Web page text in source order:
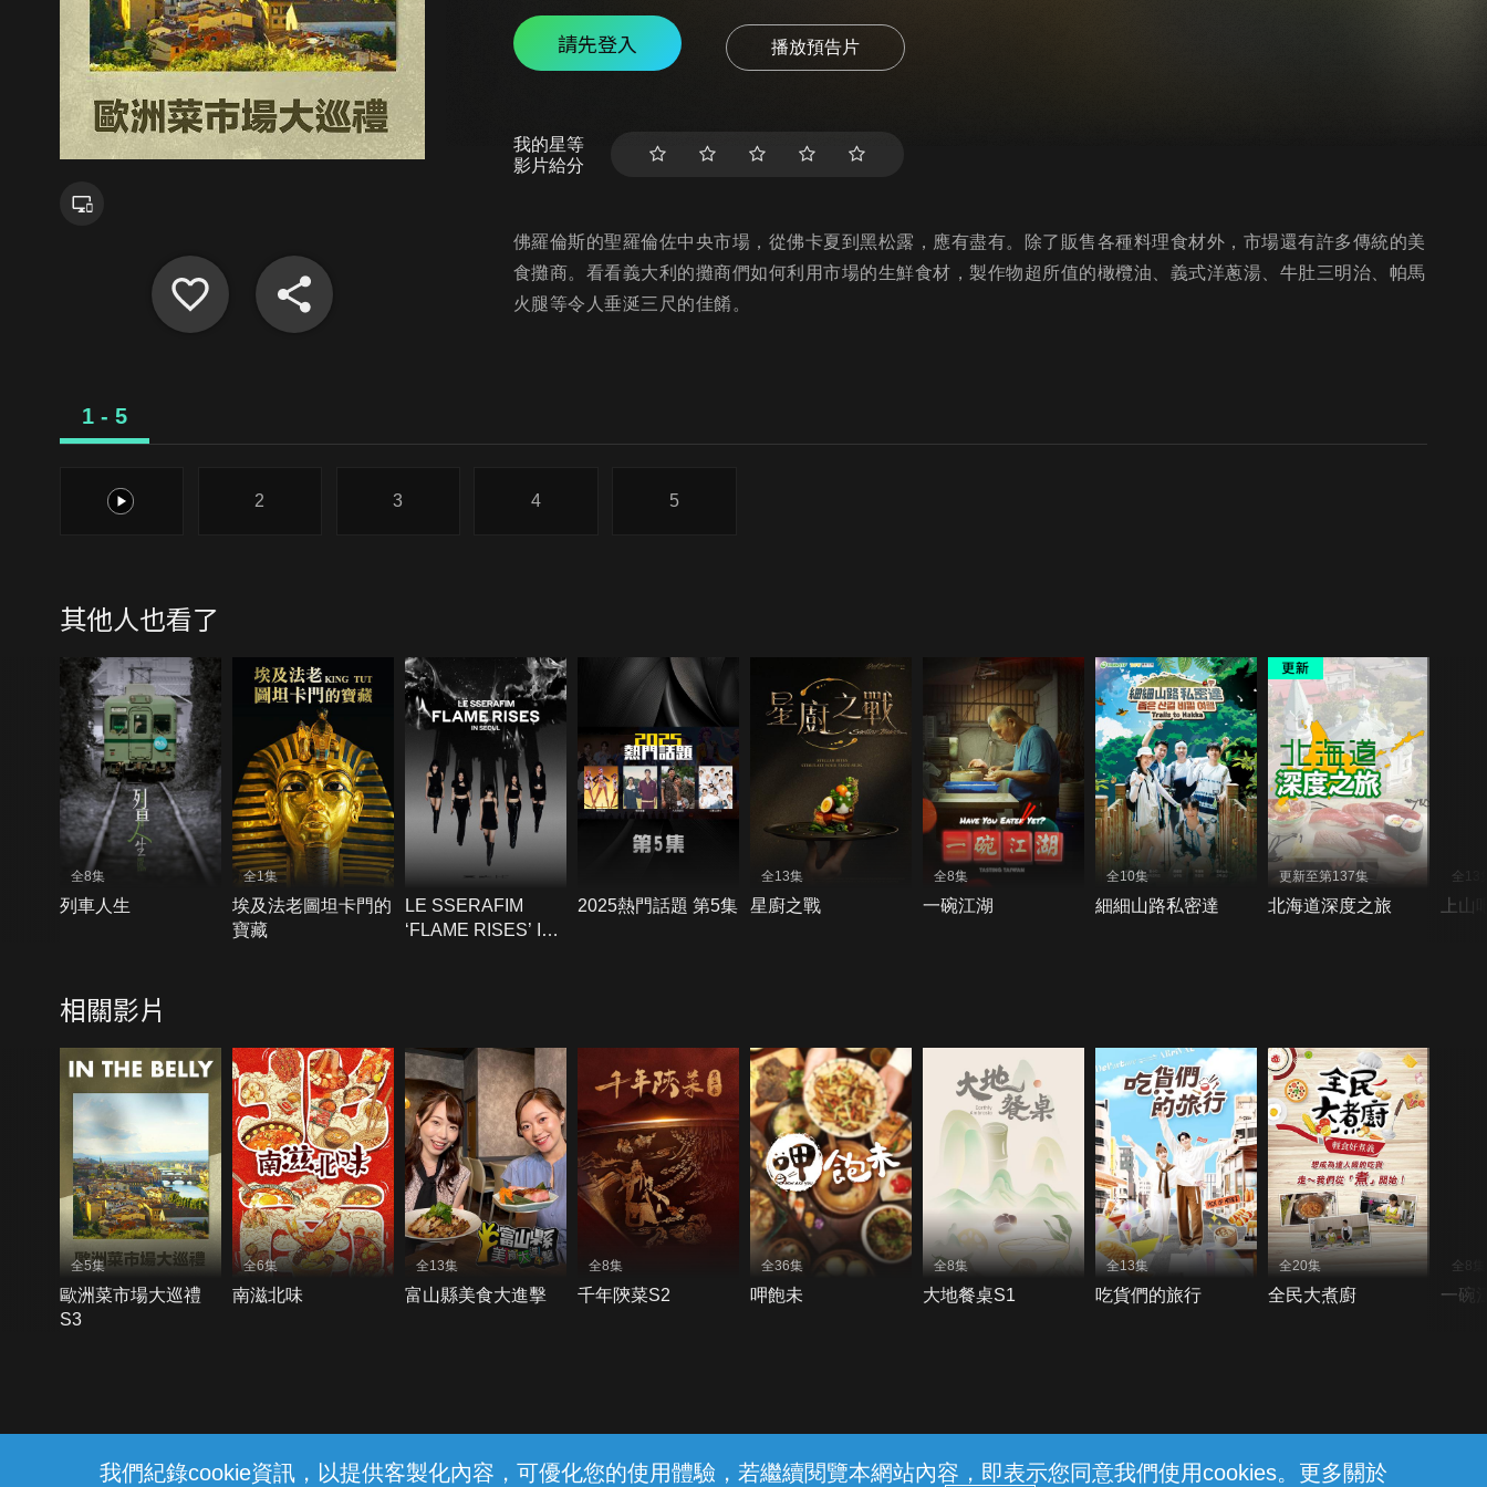
我們紀錄cookie資訊，以提供客製化內容，可優化您的使用體驗，若繼續閱覽本網站內容，即表示您同意我們使用cookies。更多關於
請先登入 播放預告片
我的星等
影片給分
佛羅倫斯的聖羅倫佐中央市場，從佛卡夏到黑松露，應有盡有。除了販售各種料理食材外，市場還有許多傳統的美
食攤商。看看義大利的攤商們如何利用市場的生鮮食材，製作物超所值的橄欖油、義式洋蔥湯、牛肚三明治、帕馬
火腿等令人垂涎三尺的佳餚。
1 - 5
1 2 3 4 5
其他人也看了
全8集
列車人生
全1集
埃及法老圖坦卡門的
寶藏
LE SSERAFIM
‘FLAME RISES’ IN
2025熱門話題 第5集
全13集
星廚之戰
全8集
一碗江湖
全10集
細細山路私密達
更新至第137集
北海道深度之旅
全13
上山
相關影片
全5集
歐洲菜市場大巡禮
S3
全6集
南滋北味
全13集
富山縣美食大進擊
全8集
千年陝菜S2
全36集
呷飽未
全8集
大地餐桌S1
全13集
吃貨們的旅行
全20集
全民大煮廚
全8集
一碗
線上客服 服務條款 隱私權保護